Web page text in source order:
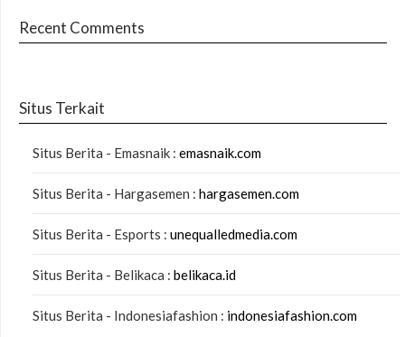
Recent Comments
Situs Terkait
Situs Berita - Emasnaik : emasnaik.com
Situs Berita - Hargasemen : hargasemen.com
Situs Berita - Esports : unequalledmedia.com
Situs Berita - Belikaca : belikaca.id
Situs Berita - Indonesiafashion : indonesiafashion.com